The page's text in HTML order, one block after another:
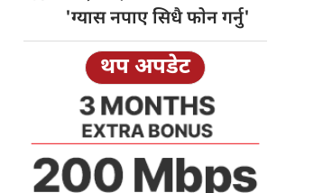
'ग्यास नपाए सिधै फाेन गर्नु'
थप अपडेट